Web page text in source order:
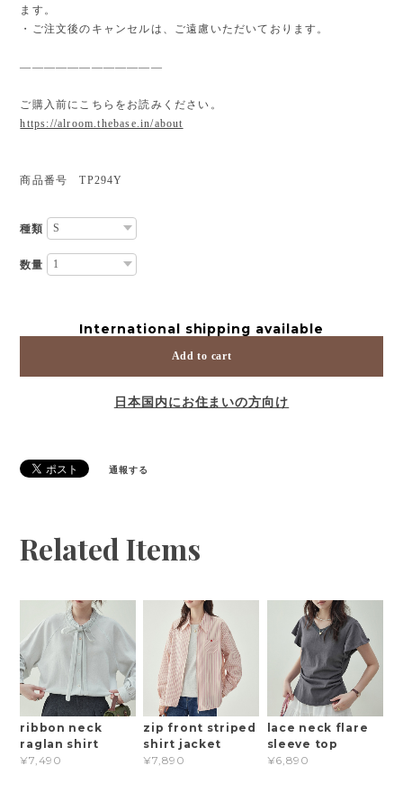
ます。
・ご注文後のキャンセルは、ご遠慮いただいております。
————————————
ご購入前にこちらをお読みください。
https://alroom.thebase.in/about
商品番号 TP294Y
種類
数量
International shipping available
Add to cart
日本国内にお住まいの方向け
通報する
Related Items
ribbon neck
raglan shirt
¥7,490
zip front striped
shirt jacket
¥7,890
lace neck flare
sleeve top
¥6,890